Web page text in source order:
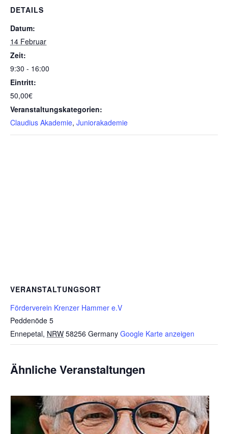
DETAILS
Datum:
14 Februar
Zeit:
9:30 - 16:00
Eintritt:
50,00€
Veranstaltungskategorien:
Claudius Akademie, Juniorakademie
VERANSTALTUNGSORT
Förderverein Krenzer Hammer e.V
Peddenöde 5
Ennepetal, NRW 58256 Germany Google Karte anzeigen
Ähnliche Veranstaltungen